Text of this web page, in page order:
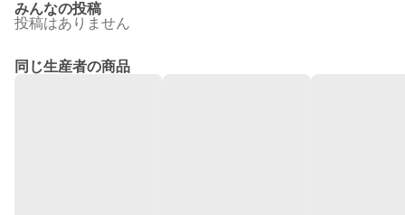
みんなの投稿
投稿はありません
同じ生産者の商品